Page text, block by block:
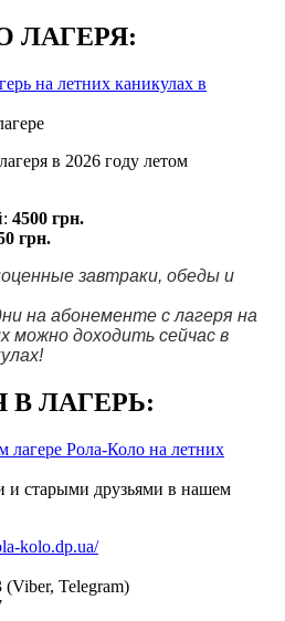
ЛАГЕРЯ:
в 2026 году летом
4500 грн.
грн.
завтраки, обеды и
на абонементе с лагеря на
можно доходить сейчас в
В ЛАГЕРЬ:
и старыми друзьями в нашем
kolo.dp.ua/
(Viber, Telegram)